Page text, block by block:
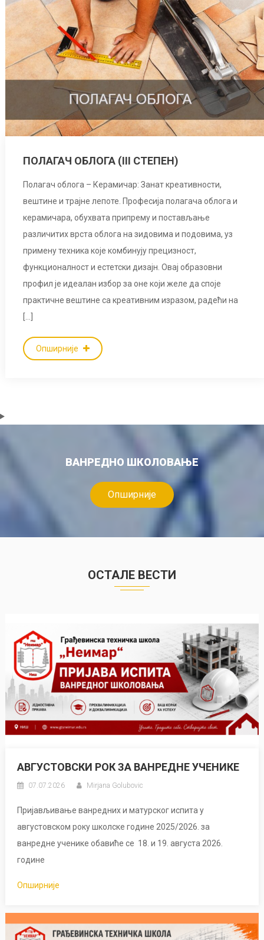
ПОЛАГАЧ ОБЛОГА (III СТЕПЕН)
Полагач облога – Керамичар: Занат креативности,
вештине и трајне лепоте. Професија полагача облога и
керамичарa, обухвата припрему и постављање
различитих врста облога на зидовима и подовима, уз
примену техника које комбинују прецизност,
функционалност и естетски дизајн. Овај образовни
профил је идеалан избор за оне који желе да споје
практичне вештине са креативним изразом, радећи на
[…]
Опширније
ВАНРЕДНО ШКОЛОВАЊЕ
Опширније
ОСТАЛЕ ВЕСТИ
АВГУСТОВСКИ РОК ЗА ВАНРЕДНЕ УЧЕНИКЕ
07.07.2026 Mirjana Golubovic
Пријављивање ванредних и матурског испита у
августовском року школске године 2025/2026. за
ванредне ученике обавиће се 18. и 19. августа 2026.
године
Опширније